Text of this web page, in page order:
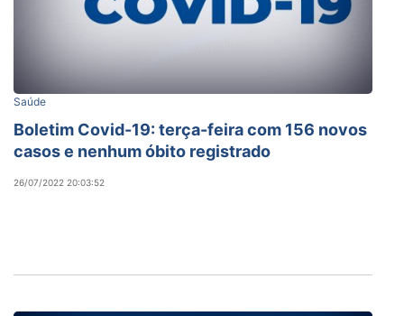
Saúde
Boletim Covid-19: terça-feira com 156 novos
casos e nenhum óbito registrado
26/07/2022 20:03:52